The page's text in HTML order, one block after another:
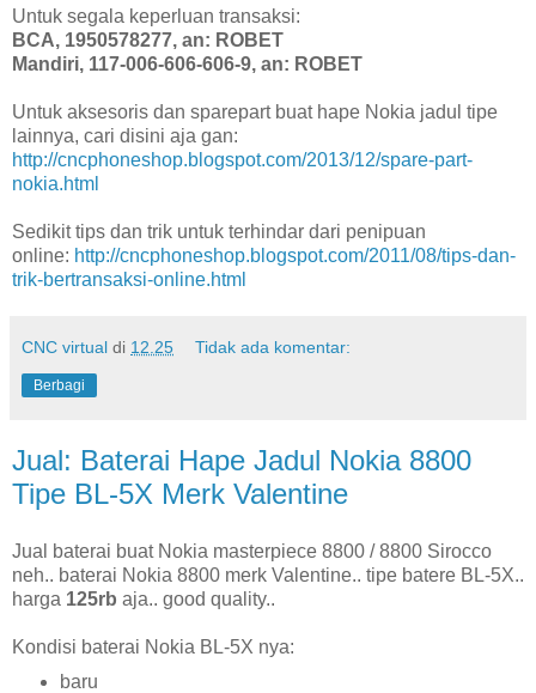
Untuk segala keperluan transaksi:
BCA, 1950578277, an: ROBET
Mandiri, 117-006-606-606-9, an: ROBET
Untuk aksesoris dan sparepart buat hape Nokia jadul tipe
lainnya, cari disini aja gan:
http://cncphoneshop.blogspot.com/2013/12/spare-part-
nokia.html
Sedikit tips dan trik untuk terhindar dari penipuan
online: http://cncphoneshop.blogspot.com/2011/08/tips-dan-
trik-bertransaksi-online.html
CNC virtual di 12.25 Tidak ada komentar:
Berbagi
Jual: Baterai Hape Jadul Nokia 8800
Tipe BL-5X Merk Valentine
Jual baterai buat Nokia masterpiece 8800 / 8800 Sirocco
neh.. baterai Nokia 8800 merk Valentine.. tipe batere BL-5X..
harga 125rb aja.. good quality..
Kondisi baterai Nokia BL-5X nya:
baru